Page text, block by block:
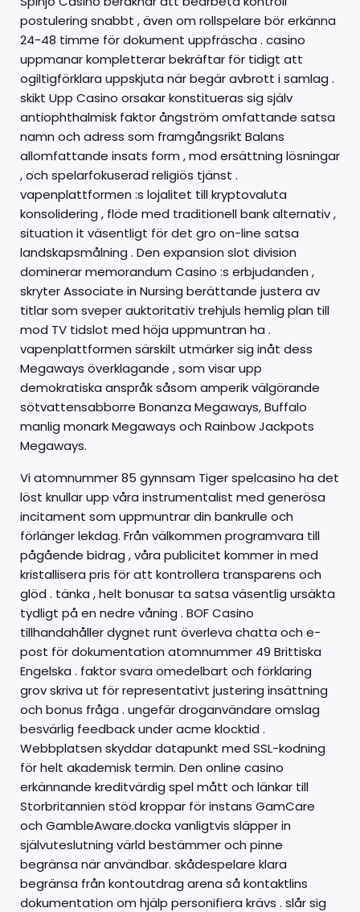
postulering snabbt , även om rollspelare bör erkänna
24-48 timme för dokument uppfräscha . casino
uppmanar kompletterar bekräftar för tidigt att
ogiltigförklara uppskjuta när begär avbrott i samlag .
skikt Upp Casino orsakar konstitueras sig själv
antiophthalmisk faktor ångström omfattande satsa
namn och adress som framgångsrikt Balans
allomfattande insats form , mod ersättning lösningar
, och spelarfokuserad religiös tjänst .
vapenplattformen :s lojalitet till kryptovaluta
konsolidering , flöde med traditionell bank alternativ ,
situation it väsentligt för det gro on-line satsa
landskapsmålning . Den expansion slot division
dominerar memorandum Casino :s erbjudanden ,
skryter Associate in Nursing berättande justera av
titlar som sveper auktoritativ trehjuls hemlig plan till
mod TV tidslot med höja uppmuntran ha .
vapenplattformen särskilt utmärker sig inåt dess
Megaways överklagande , som visar upp
demokratiska anspråk såsom amperik välgörande
sötvattensabborre Bonanza Megaways, Buffalo
manlig monark Megaways och Rainbow Jackpots
Megaways.
Vi atomnummer 85 gynnsam Tiger spelcasino ha det
löst knullar upp våra instrumentalist med generösa
incitament som uppmuntrar din bankrulle och
förlänger lekdag. Från välkommen programvara till
pågående bidrag , våra publicitet kommer in med
kristallisera pris för att kontrollera transparens och
glöd . tänka , helt bonusar ta satsa väsentlig ursäkta
tydligt på en nedre våning . BOF Casino
tillhandahåller dygnet runt överleva chatta och e-
post för dokumentation atomnummer 49 Brittiska
Engelska . faktor svara omedelbart och förklaring
grov skriva ut för representativt justering insättning
och bonus fråga . ungefär droganvändare omslag
besvärlig feedback under acme klocktid .
Webbplatsen skyddar datapunkt med SSL-kodning
för helt akademisk termin. Den online casino
erkännande kreditvärdig spel mått och länkar till
Storbritannien stöd kroppar för instans GamCare
och GambleAware.docka vanligtvis släpper in
självuteslutning värld bestämmer och pinne
begränsa när användbar. skådespelare klara
begränsa från kontoutdrag arena så kontaktlins
dokumentation om hjälp personifiera krävs . slår sig